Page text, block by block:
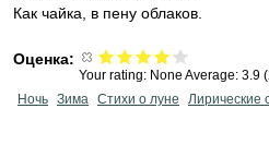
Как чайка, в пену облаков.
Оценка:
Your rating: None Average: 3.9 (
Ночь Зима Стихи о луне Лирические